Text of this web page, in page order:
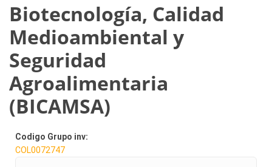
Biotecnología, Calidad
Medioambiental y
Seguridad
Agroalimentaria
(BICAMSA)
Codigo Grupo inv:
COL0072747